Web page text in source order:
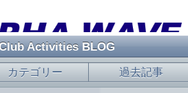
Activities BLOG
カテゴリー 過去記事